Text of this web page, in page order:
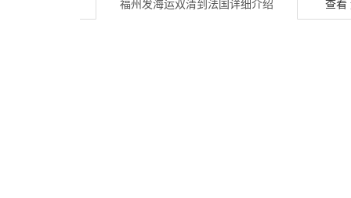
福州发海运双清到法国详细介绍 查看